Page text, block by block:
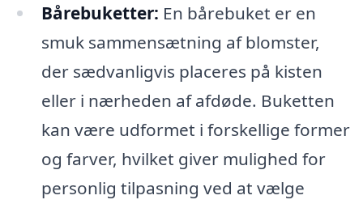
Bårebuketter: En bårebuket er en
smuk sammensætning af blomster,
der sædvanligvis placeres på kisten
eller i nærheden af afdøde. Buketten
kan være udformet i forskellige former
og farver, hvilket giver mulighed for
personlig tilpasning ved at vælge